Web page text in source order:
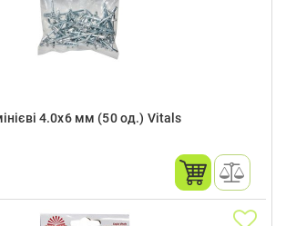
4.0x6 мм (50 од.) Vitals